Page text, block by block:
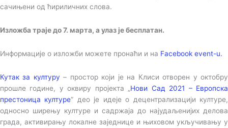
сачињени од ћириличних слова.
Изложба траје до 7. марта, а улаз је бесплатан.
Информације о изложби можете пронаћи и на Facebook event-u.
Кутак за културу – простор који је на Клиси отворен у октобру
прошле године, у оквиру пројекта „ Нови Сад 2021 – Европска
престоница културе“ део је идеје о децентрализацији културе,
односно ширењу културе и садржаја до најудаљенијих делова
града, активирању локалне заједнице и њиховом укључивању у